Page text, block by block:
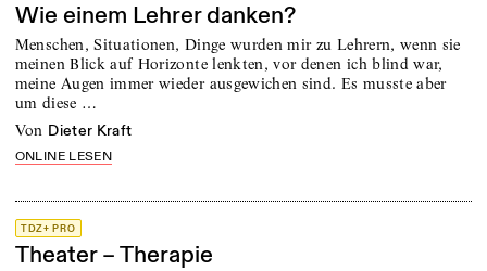
Wie einem Lehrer danken?
Menschen, Situationen, Dinge wurden mir zu Lehrern, wenn sie
meinen Blick auf Horizonte lenkten, vor denen ich blind war,
meine Augen immer wieder ausgewichen sind. Es musste aber
um diese …
von Dieter Kraft
ONLINE LESEN
TDZ+ PRO
Theater – Therapie